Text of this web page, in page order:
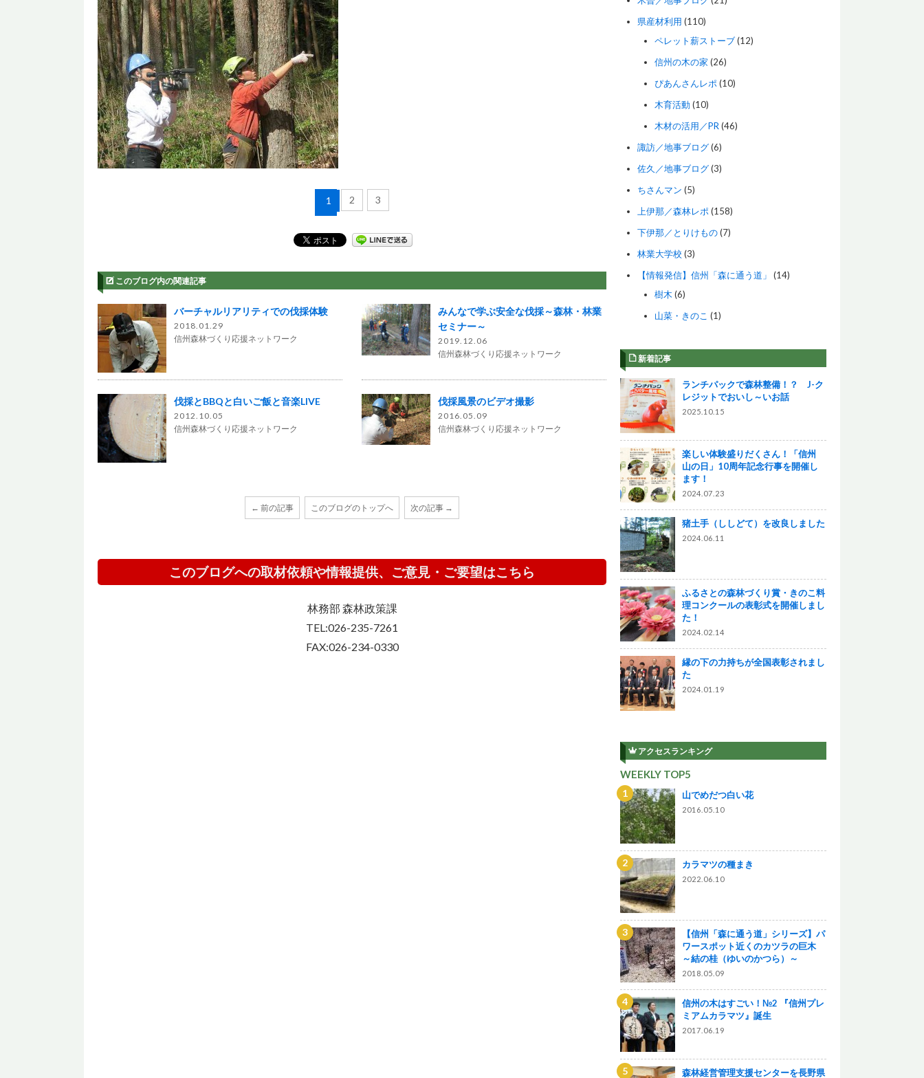
1 2 3
このブログ内の関連記事
バーチャルリアリティでの伐採体験
2018.01.29
信州森林づくり応援ネットワーク
みんなで学ぶ安全な伐採～森林・林業
セミナー～
2019.12.06
信州森林づくり応援ネットワーク
伐採とBBQと白いご飯と音楽LIVE
2012.10.05
信州森林づくり応援ネットワーク
伐採風景のビデオ撮影
2016.05.09
信州森林づくり応援ネットワーク
← 前の記事 このブログのトップへ 次の記事 →
このブログへの取材依頼や情報提供、ご意見・ご要望はこちら
林務部 森林政策課
TEL:026-235-7261
FAX:026-234-0330
県産材利用 (110)
ペレット薪ストーブ(12)
信州の木の家 (26)
ぴあんさんレポ (10)
木育活動(10)
木材の活用／PR (46)
諏訪／地事ブログ(6)
佐久／地事ブログ(3)
ちさんマン (5)
上伊那／森林レポ (158)
下伊那／とりけもの(7)
林業大学校 (3)
【情報発信】信州「森に通う道」
(14)
樹木 (6)
山菜・きのこ (1)
新着記事
ランチパックで森林整備！？ J-ク
レジットでおいし～いお話
2025.10.15
楽しい体験盛りだくさん！「信州
山の日」10周年記念行事を開催し
ます！
2024.07.23
猪土手（ししどて）を改良しました
2024.06.11
ふるさとの森林づくり賞・きのこ料
理コンクールの表彰式を開催しまし
た！
2024.02.14
縁の下の力持ちが全国表彰されまし
た
2024.01.19
アクセスランキング
WEEKLY TOP5
山でめだつ白い花
2016.05.10
カラマツの種まき
2022.06.10
【信州「森に通う道」シリーズ】パ
ワースポット近くのカツラの巨木
～結の桂（ゆいのかつら）～
2018.05.09
信州の木はすごい！№2 『信州プレ
ミアムカラマツ』誕生
2017.06.19
森林経営管理支援センターを長野県